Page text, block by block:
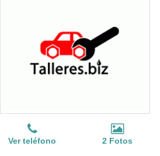
Ver teléfono 2 Fotos